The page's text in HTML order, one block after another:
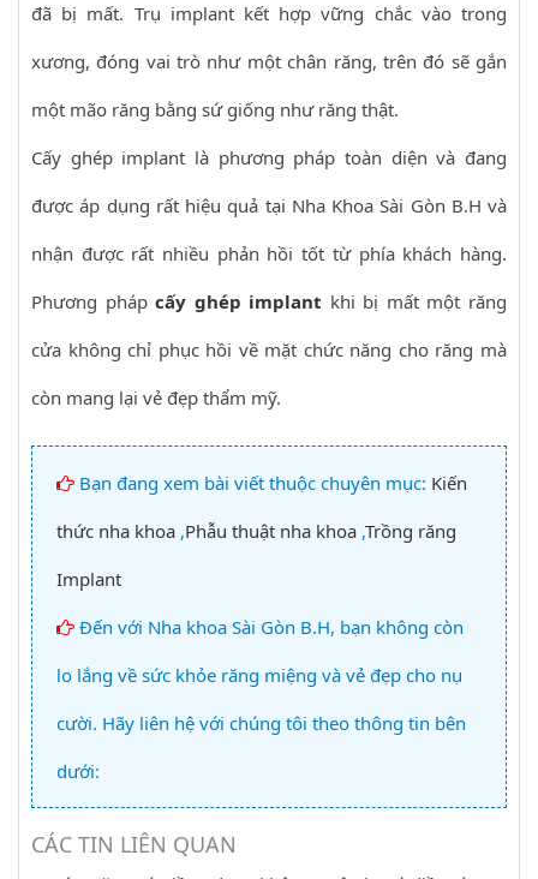
đã bị mất. Trụ implant kết hợp vững chắc vào trong
xương, đóng vai trò như một chân răng, trên đó sẽ gắn
một mão răng bằng sứ giống như răng thật.
Cấy ghép implant là phương pháp toàn diện và đang
được áp dụng rất hiệu quả tại Nha Khoa Sài Gòn B.H và
nhận được rất nhiều phản hồi tốt từ phía khách hàng.
Phương phápcấy ghép implant khi bị mất một răng
cửa không chỉ phục hồi về mặt chức năng cho răng mà
còn mang lại vẻ đẹp thẩm mỹ.
Bạn đang xem bài viết thuộc chuyên mục: Kiến
thức nha khoa ,Phẫu thuật nha khoa ,Trồng răng
Implant
Đến với Nha khoa Sài Gòn B.H, bạn không còn
lo lắng về sức khỏe răng miệng và vẻ đẹp cho nụ
cười. Hãy liên hệ với chúng tôi theo thông tin bên
dưới:
CÁC TIN LIÊN QUAN